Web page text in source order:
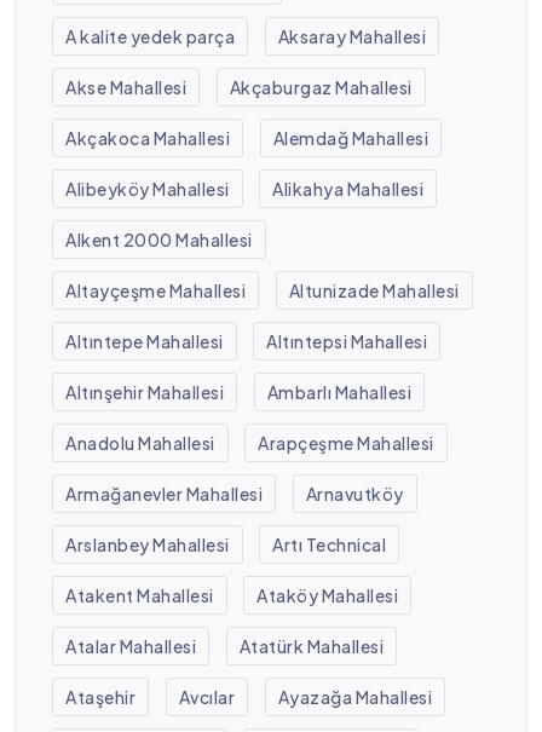
A kalite yedek parça Aksaray Mahallesi
Akse Mahallesi Akçaburgaz Mahallesi
Akçakoca Mahallesi Alemdağ Mahallesi
Alibeyköy Mahallesi Alikahya Mahallesi
Alkent 2000 Mahallesi
Altayçeşme Mahallesi Altunizade Mahallesi
Altıntepe Mahallesi Altıntepsi Mahallesi
Altınşehir Mahallesi Ambarlı Mahallesi
Anadolu Mahallesi Arapçeşme Mahallesi
Armağanevler Mahallesi Arnavutköy
Arslanbey Mahallesi Artı Technical
Atakent Mahallesi Ataköy Mahallesi
Atalar Mahallesi Atatürk Mahallesi
Ataşehir Avcılar Ayazağa Mahallesi